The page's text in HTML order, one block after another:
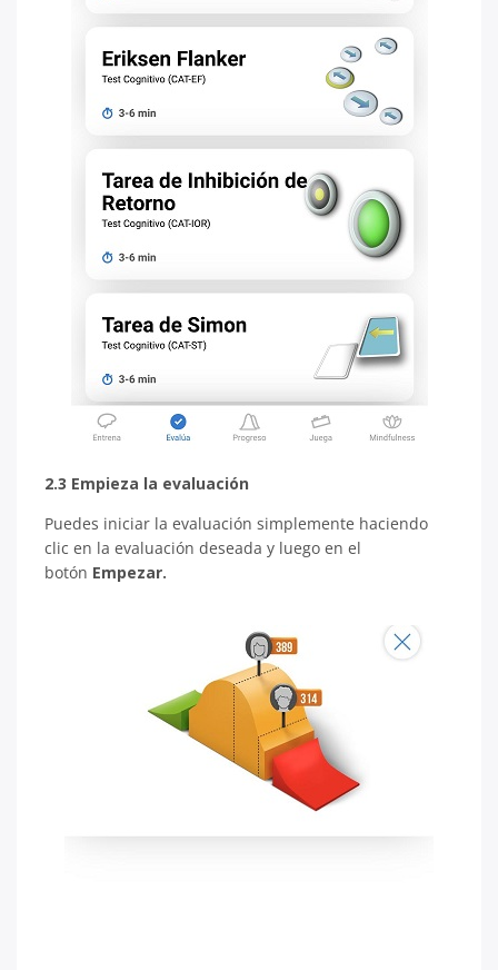
2.3 Empieza la evaluación
Puedes iniciar la evaluación simplemente haciendo
clic en la evaluación deseada y luego en el
botón Empezar.